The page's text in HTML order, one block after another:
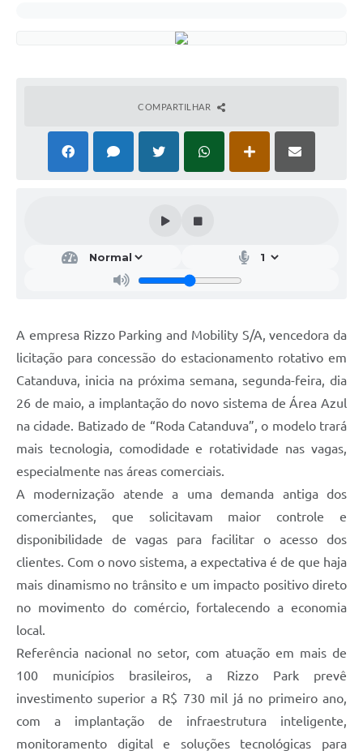
Jornal
Agenda
Diário Oficial
Editais
COMPARTILHAR
A empresa Rizzo Parking and Mobility S/A, vencedora da
licitação para concessão do estacionamento rotativo em
Catanduva, inicia na próxima semana, segunda-feira, dia
26 de maio, a implantação do novo sistema de Área Azul
na cidade. Batizado de “Roda Catanduva”, o modelo trará
mais tecnologia, comodidade e rotatividade nas vagas,
especialmente nas áreas comerciais.
A modernização atende a uma demanda antiga dos
comerciantes, que solicitavam maior controle e
disponibilidade de vagas para facilitar o acesso dos
clientes. Com o novo sistema, a expectativa é de que haja
mais dinamismo no trânsito e um impacto positivo direto
no movimento do comércio, fortalecendo a economia
local.
Referência nacional no setor, com atuação em mais de
100 municípios brasileiros, a Rizzo Park prevê
investimento superior a R$ 730 mil já no primeiro ano,
com a implantação de infraestrutura inteligente,
monitoramento digital e soluções tecnológicas para